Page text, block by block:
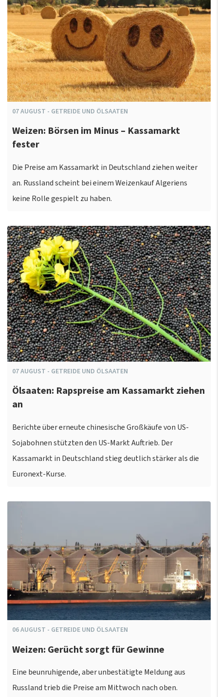
07AUGUST - GETREIDE UND ÖLSAATEN
Weizen: Börsen im Minus – Kassamarkt
fester
Die Preise am Kassamarkt in Deutschland ziehen weiter
an. Russland scheint bei einem Weizenkauf Algeriens
keine Rolle gespielt zu haben.
07AUGUST - GETREIDE UND ÖLSAATEN
Ölsaaten: Rapspreise am Kassamarkt ziehen
an
Berichte über erneute chinesische Großkäufe von US-
Sojabohnen stützten den US-Markt Auftrieb. Der
Kassamarkt in Deutschland stieg deutlich stärker als die
Euronext-Kurse.
06AUGUST - GETREIDE UND ÖLSAATEN
Weizen: Gerücht sorgt für Gewinne
Eine beunruhigende, aber unbestätigte Meldung aus
Russland trieb die Preise am Mittwoch nach oben.